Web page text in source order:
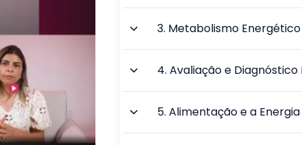
3. Metabolismo Energético
4.Avaliação e
5.Alimentação e a